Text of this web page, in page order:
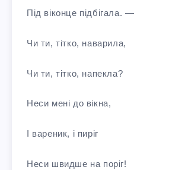
Під віконце підбігала. —
Чи ти, тітко, наварила,
Чи ти, тітко, напекла?
Неси мені до вікна,
І вареник, і пиріг
Неси швидше на поріг!